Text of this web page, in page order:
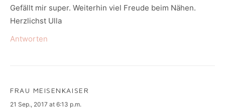
Gefällt mir super. Weiterhin viel Freude beim Nähen.
Herzlichst Ulla
Antworten
FRAU MEISENKAISER
says:
21 Sep., 2017 at 6:13 p.m.